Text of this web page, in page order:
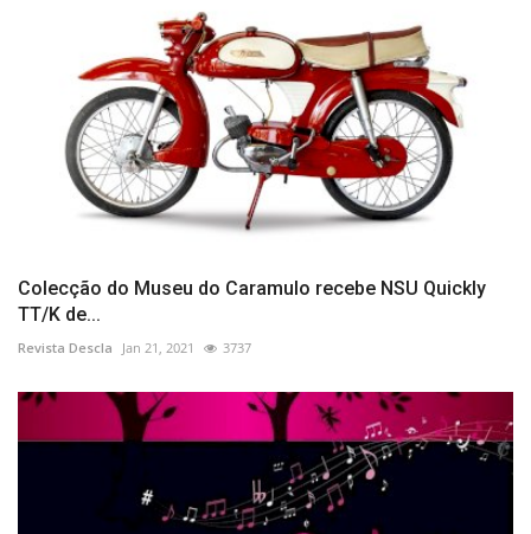
Colecção do Museu do Caramulo recebe NSU Quickly
TT/K de...
Revista Descla Jan 21, 2021 3737